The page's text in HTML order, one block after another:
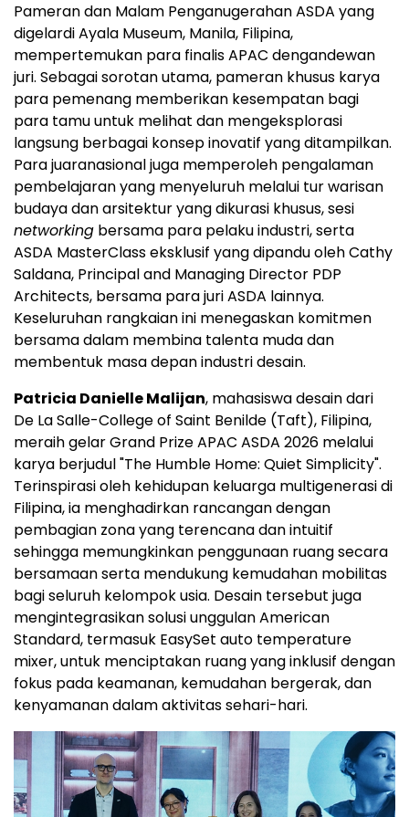
Pameran dan Malam Penganugerahan ASDA yang
digelardi Ayala Museum, Manila, Filipina,
mempertemukan para finalis APAC dengandewan
juri. Sebagai sorotan utama, pameran khusus karya
para pemenang memberikan kesempatan bagi
para tamu untuk melihat dan mengeksplorasi
langsung berbagai konsep inovatif yang ditampilkan.
Para juaranasional juga memperoleh pengalaman
pembelajaran yang menyeluruh melalui tur warisan
budaya dan arsitektur yang dikurasi khusus, sesi
networking bersama para pelaku industri, serta
ASDA MasterClass eksklusif yang dipandu oleh Cathy
Saldana, Principal and Managing Director PDP
Architects, bersama para juri ASDA lainnya.
Keseluruhan rangkaian ini menegaskan komitmen
bersama dalam membina talenta muda dan
membentuk masa depan industri desain.
Patricia Danielle Malijan, mahasiswa desain dari
De La Salle-College of Saint Benilde (Taft), Filipina,
meraih gelar Grand Prize APAC ASDA 2026 melalui
karya berjudul "The Humble Home: Quiet Simplicity".
Terinspirasi oleh kehidupan keluarga multigenerasi di
Filipina, ia menghadirkan rancangan dengan
pembagian zona yang terencana dan intuitif
sehingga memungkinkan penggunaan ruang secara
bersamaan serta mendukung kemudahan mobilitas
bagi seluruh kelompok usia. Desain tersebut juga
mengintegrasikan solusi unggulan American
Standard, termasuk EasySet auto temperature
mixer, untuk menciptakan ruang yang inklusif dengan
fokus pada keamanan, kemudahan bergerak, dan
kenyamanan dalam aktivitas sehari-hari.